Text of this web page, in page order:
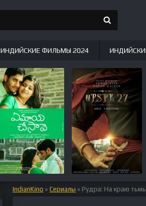
IndianKino » Сериалы » Рудра: На краю тьмы
ИНДИЙСКИЕ ФИЛЬМЫ 2024